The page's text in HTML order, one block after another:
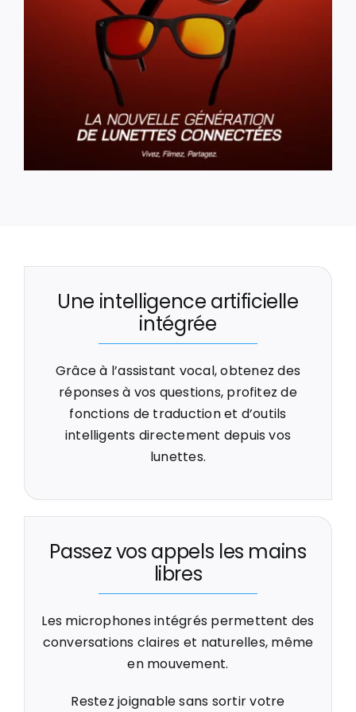
Passez vos appels les mains
libres
Les microphones intégrés permettent des
conversations claires et naturelles, même
en mouvement.
Restez joignable sans sortir votre
Une intelligence artificielle
intégrée
Grâce à l’assistant vocal, obtenez des
réponses à vos questions, profitez de
fonctions de traduction et d’outils
intelligents directement depuis vos
lunettes.